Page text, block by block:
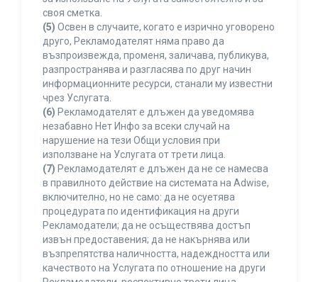
своя сметка.
(5) Освен в случаите, когато е изрично уговорено
друго, Рекламодателят няма право да
възпроизвежда, променя, заличава, публикува,
разпространява и разгласява по друг начин
информационните ресурси, станали му известни
чрез Услугата.
(6) Рекламодателят е длъжен да уведомява
незабавно Нет Инфо за всеки случай на
нарушение на тези Общи условия при
използване на Услугата от трети лица.
(7) Рекламодателят е длъжен да не се намесва
в правилното действие на системата на Adwise,
включително, но не само: да не осуетява
процедурата по идентификация на други
Рекламодатели; да не осъществява достъп
извън предоставения; да не накърнява или
възпрепятства наличността, надеждността или
качеството на Услугата по отношение на други